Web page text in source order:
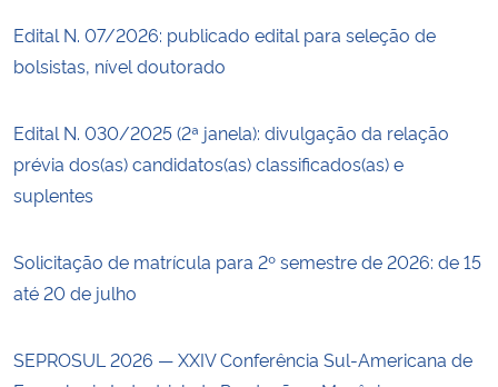
Edital N. 07/2026: publicado edital para seleção de
bolsistas, nível doutorado
Edital N. 030/2025 (2ª janela): divulgação da relação
prévia dos(as) candidatos(as) classificados(as) e
suplentes
Solicitação de matrícula para 2º semestre de 2026: de 15
até 20 de julho
SEPROSUL 2026 — XXIV Conferência Sul-Americana de